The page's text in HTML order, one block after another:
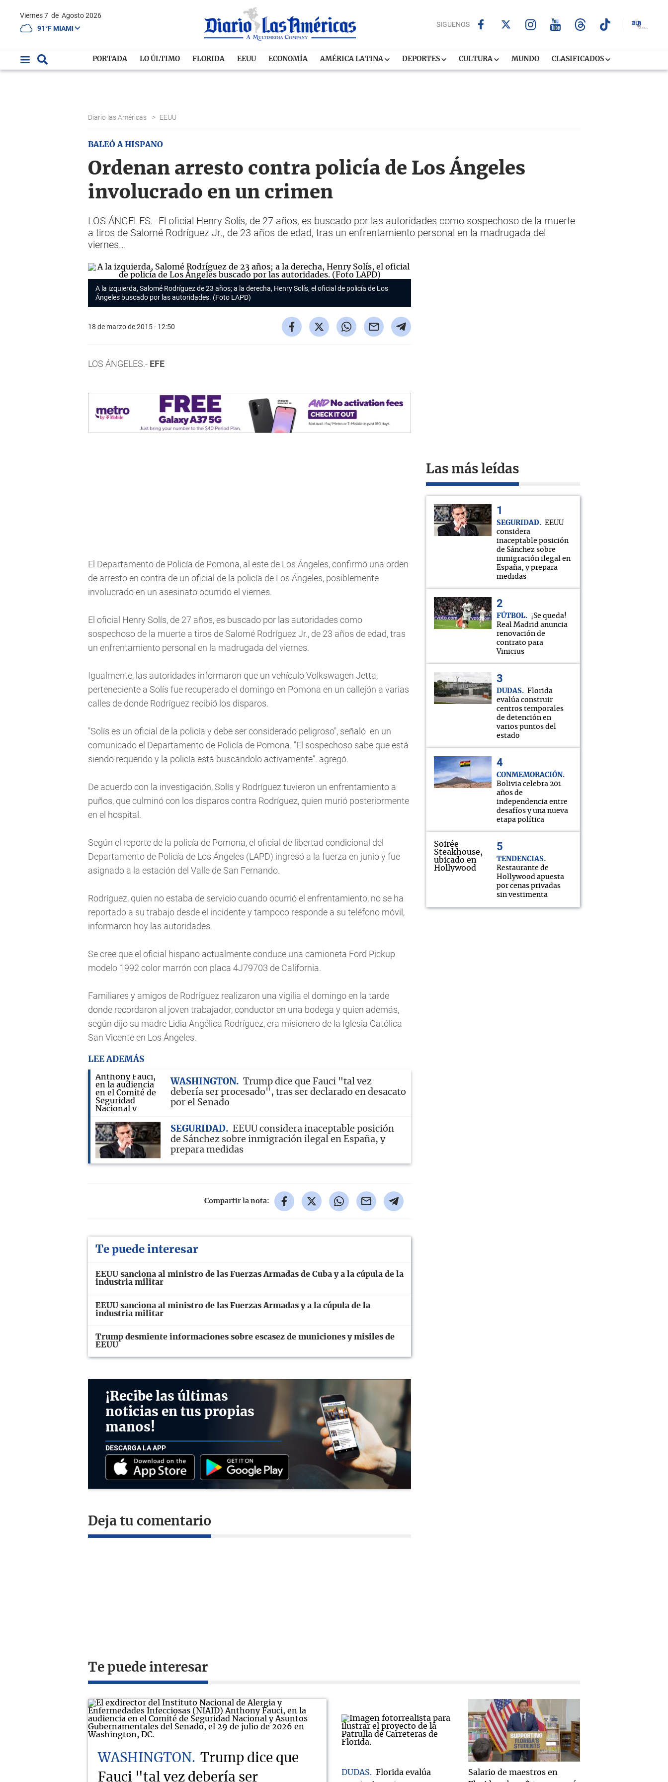
Viernes 7 de Agosto 2026
91°F MIAMI
SIGUENOS
PORTADA LO ÚLTIMO FLORIDA EEUU ECONOMÍA AMÉRICA LATINA DEPORTES CULTURA MUNDO CLASIFICADOS
Diario las Américas > EEUU
BALEÓ A HISPANO
Ordenan arresto contra policía de Los Ángeles
involucrado en un crimen
LOS ÁNGELES.- El oficial Henry Solís, de 27 años, es buscado por las autoridades como sospechoso de la muerte
a tiros de Salomé Rodríguez Jr., de 23 años de edad, tras un enfrentamiento personal en la madrugada del
viernes...
A la izquierda, Salomé Rodríguez de 23 años; a la derecha, Henry Solís, el oficial de policía de Los
Ángeles buscado por las autoridades. (Foto LAPD)
18 de marzo de 2015 - 12:50
LOS ÁNGELES.- EFE
El Departamento de Policía de Pomona, al este de Los Ángeles, confirmó una orden
de arresto en contra de un oficial de la policía de Los Ángeles, posiblemente
involucrado en un asesinato ocurrido el viernes.
El oficial Henry Solís, de 27 años, es buscado por las autoridades como
sospechoso de la muerte a tiros de Salomé Rodríguez Jr., de 23 años de edad, tras
un enfrentamiento personal en la madrugada del viernes.
Igualmente, las autoridades informaron que un vehículo Volkswagen Jetta,
perteneciente a Solís fue recuperado el domingo en Pomona en un callejón a varias
calles de donde Rodríguez recibió los disparos.
"Solís es un oficial de la policía y debe ser considerado peligroso", señaló en un
comunicado el Departamento de Policía de Pomona. "El sospechoso sabe que está
siendo requerido y la policía está buscándolo activamente". agregó.
De acuerdo con la investigación, Solís y Rodríguez tuvieron un enfrentamiento a
puños, que culminó con los disparos contra Rodríguez, quien murió posteriormente
en el hospital.
Según el reporte de la policía de Pomona, el oficial de libertad condicional del
Departamento de Policía de Los Ángeles (LAPD) ingresó a la fuerza en junio y fue
asignado a la estación del Valle de San Fernando.
Rodríguez, quien no estaba de servicio cuando ocurrió el enfrentamiento, no se ha
reportado a su trabajo desde el incidente y tampoco responde a su teléfono móvil,
informaron hoy las autoridades.
Se cree que el oficial hispano actualmente conduce una camioneta Ford Pickup
modelo 1992 color marrón con placa 4J79703 de California.
Familiares y amigos de Rodríguez realizaron una vigilia el domingo en la tarde
donde recordaron al joven trabajador, conductor en una bodega y quien además,
según dijo su madre Lidia Angélica Rodríguez, era misionero de la Iglesia Católica
San Vicente en Los Ángeles.
LEE ADEMÁS
WASHINGTON
Trump dice que Fauci "tal vez
debería ser procesado", tras ser declarado en desacato
por el Senado
SEGURIDAD
EEUU considera inaceptable posición
de Sánchez sobre inmigración ilegal en España, y
prepara medidas
Compartir la nota:
Te puede interesar
EEUU sanciona al ministro de las Fuerzas Armadas de Cuba y a la cúpula de la
industria militar
EEUU sanciona al ministro de las Fuerzas Armadas y a la cúpula de la
industria militar
Trump desmiente informaciones sobre escasez de municiones y misiles de
EEUU
¡Recibe las últimas
noticias en tus propias
manos!
DESCARGA LA APP
Deja tu comentario
Las más leídas
SEGURIDAD
EEUU
considera
inaceptable posición
de Sánchez sobre
inmigración ilegal en
España, y prepara
medidas
FÚTBOL
¡Se queda!
Real Madrid anuncia
renovación de
contrato para
Vinicius
DUDAS
Florida
evalúa construir
centros temporales
de detención en
varios puntos del
estado
CONMEMORACIÓN
Bolivia celebra 201
años de
independencia entre
desafíos y una nueva
etapa política
TENDENCIAS
Restaurante de
Hollywood apuesta
por cenas privadas
sin vestimenta
Te puede interesar
WASHINGTON
Trump dice que
Fauci "tal vez debería ser
DUDAS
Florida evalúa
Salario de maestros en